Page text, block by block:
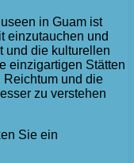
in Guam ist
einzutauchen und
und die kulturellen
einzigartigen Stätten
Reichtum und die
zu verstehen
Sie ein